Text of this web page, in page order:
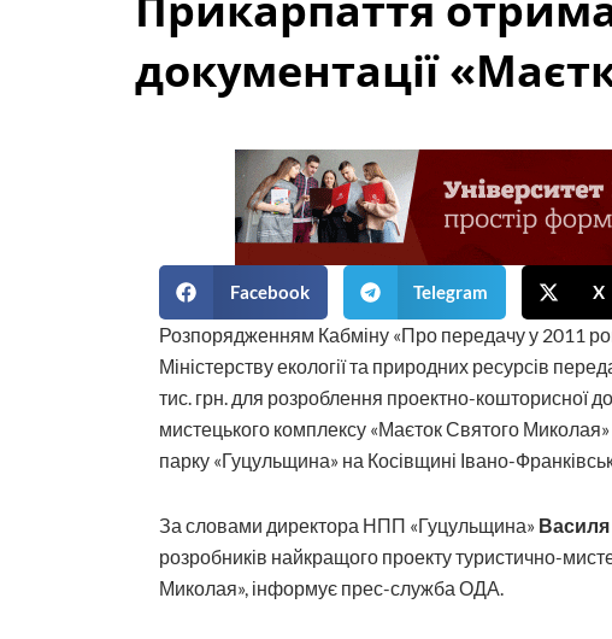
документації
Facebook Telegram X
Розпорядженням Кабміну «Про передачу у 2011
Міністерству екології та природних ресурсів
тис. грн. для розроблення проектно-кошторисної
мистецького комплексу «Маєток Святого
парку «Гуцульщина» на Косівщині Івано-
За словами директора НПП «Гуцульщина»
розробників найкращого проекту туристично-
Миколая», інформує прес-служба ОДА.